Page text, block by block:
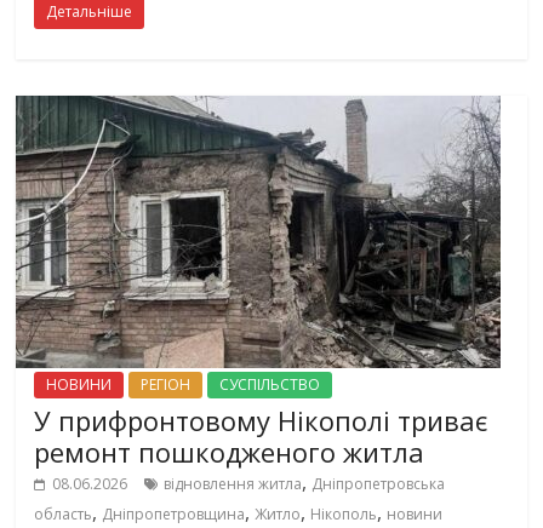
Детальніше
НОВИНИ РЕГІОН СУСПІЛЬСТВО
У прифронтовому Нікополі триває
ремонт пошкодженого житла
08.06.2026 відновлення житла, Дніпропетровська
область, Дніпропетровщина,Житло, Нікополь, новини